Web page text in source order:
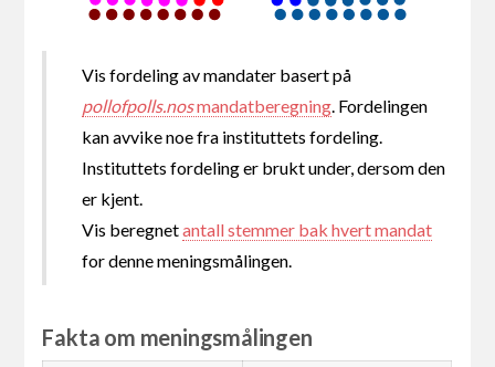
Vis fordeling av mandater basert på
pollofpolls.nosmandatberegning. Fordelingen
kan avvike noe fra instituttets fordeling.
Instituttets fordeling er brukt under, dersom den
er kjent.
Vis beregnetantall stemmer bak hvert mandat
for denne meningsmålingen.
Fakta om meningsmålingen